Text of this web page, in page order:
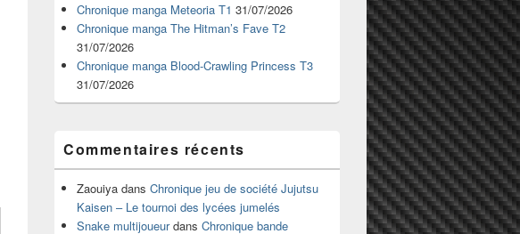
barre
latérale
Chronique manga Meteoria T1 31/07/2026
Chronique manga The Hitman’s Fave T2
31/07/2026
Chronique manga Blood-Crawling Princess T3
31/07/2026
Commentaires récents
Zaouiya dans Chronique jeu de société Jujutsu
Kaisen – Le tournoi des lycées jumelés
Snake multijoueurdans Chronique bande